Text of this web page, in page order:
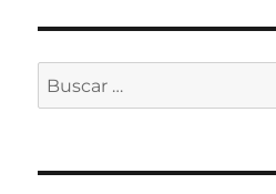
Buscar
por: